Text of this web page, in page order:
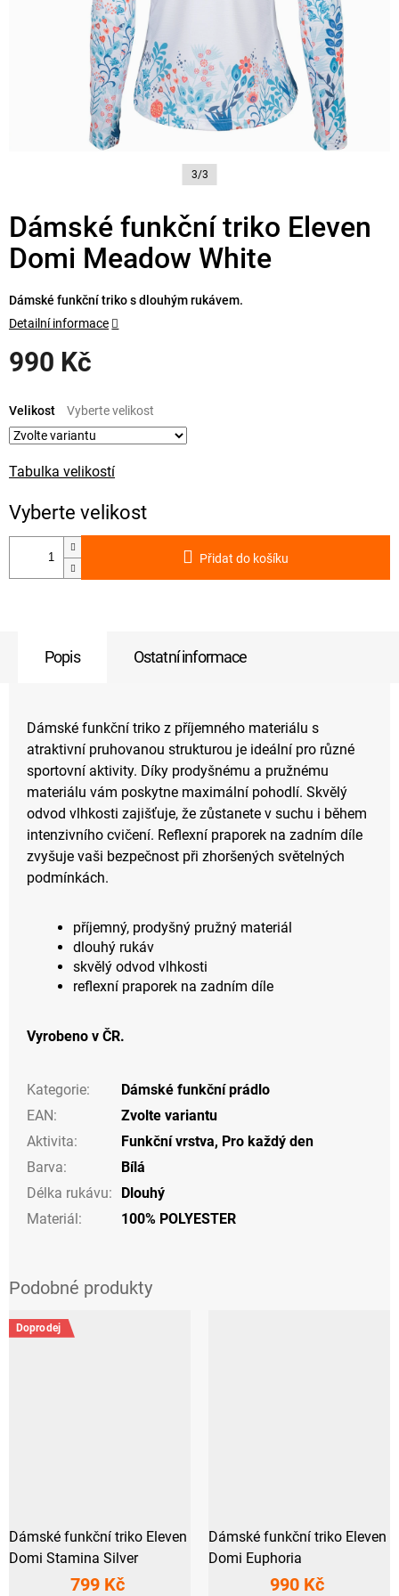
3/3
Dámské funkční triko Eleven
Domi Meadow White
990 Kč
cena:
Tabulka velikostí
Velikost
Přidat do košíku
Dámské funkční triko s dlouhým rukávem.
Detailní informace
Popis Ostatní informace
Dámské funkční triko z příjemného materiálu s
atraktivní pruhovanou strukturou je ideální pro různé
sportovní aktivity. Díky prodyšnému a pružnému
materiálu vám poskytne maximální pohodlí. Skvělý
odvod vlhkosti zajišťuje, že zůstanete v suchu i během
intenzivního cvičení. Reflexní praporek na zadním díle
zvyšuje vaši bezpečnost při zhoršených světelných
podmínkách.
příjemný, prodyšný pružný materiál
dlouhý rukáv
skvělý odvod vlhkosti
reflexní praporek na zadním díle
Vyrobeno v ČR.
Kategorie:
Dámské funkční prádlo
EAN:
Zvolte variantu
Aktivita: Funkční vrstva, Pro každý den
Barva:
Bílá
Délka rukávu:
Dlouhý
Materiál: 100% POLYESTER
Doprodej
Dámské funkční triko Eleven
Domi Stamina Silver
799 Kč
Dámské funkční triko Eleven
Domi Euphoria
990 Kč